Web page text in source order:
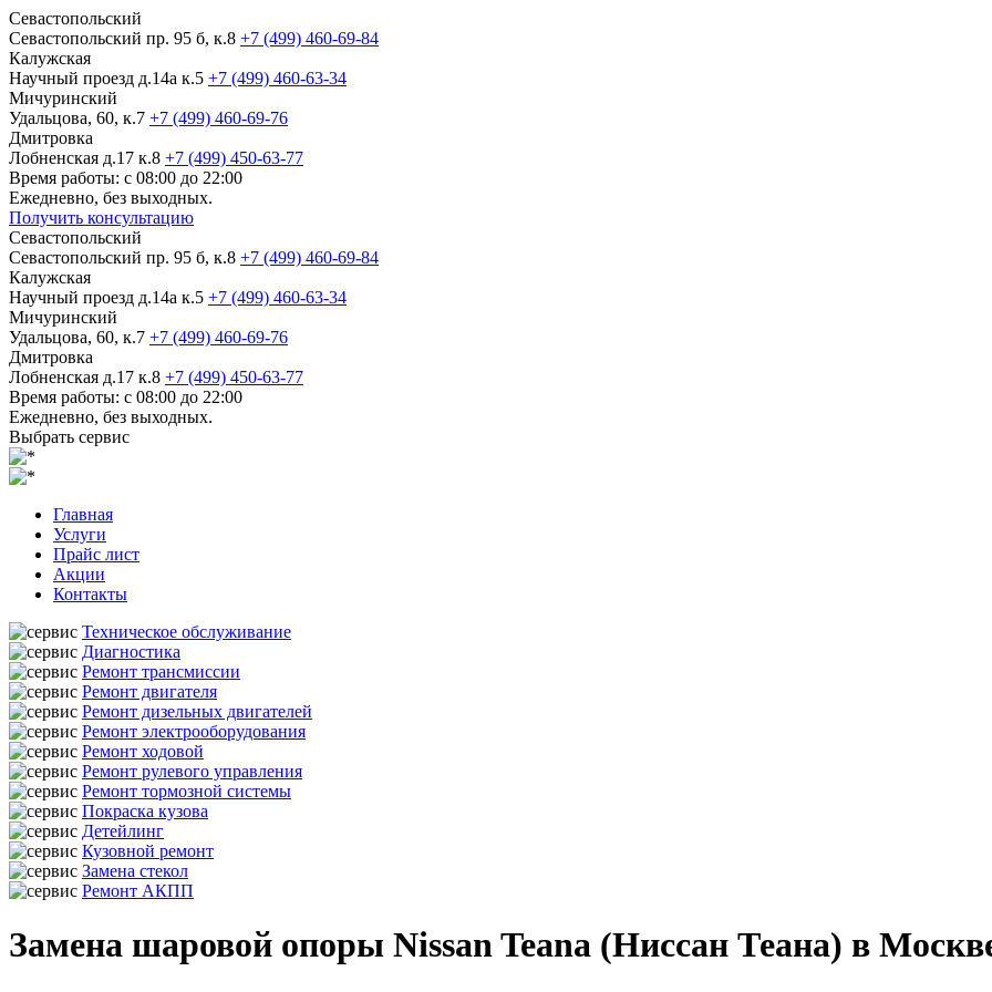
Севастопольский
Севастопольский пр. 95 б, к.8 +7 (499) 460-69-84
Калужская
Научный проезд д.14а к.5 +7 (499) 460-63-34
Мичуринский
Удальцова, 60, к.7 +7 (499) 460-69-76
Дмитровка
Лобненская д.17 к.8 +7 (499) 450-63-77
Время работы: с 08:00 до 22:00
Ежедневно, без выходных.
Получить консультацию
Севастопольский
Севастопольский пр. 95 б, к.8 +7 (499) 460-69-84
Калужская
Научный проезд д.14а к.5 +7 (499) 460-63-34
Мичуринский
Удальцова, 60, к.7 +7 (499) 460-69-76
Дмитровка
Лобненская д.17 к.8 +7 (499) 450-63-77
Время работы: с 08:00 до 22:00
Ежедневно, без выходных.
Выбрать сервис
Главная
Услуги
Прайс лист
Акции
Контакты
Техническое обслуживание
Диагностика
Ремонт трансмиссии
Ремонт двигателя
Ремонт дизельных двигателей
Ремонт электрооборудования
Ремонт ходовой
Ремонт рулевого управления
Ремонт тормозной системы
Покраска кузова
Детейлинг
Кузовной ремонт
Замена стекол
Ремонт АКПП
Замена шаровой опоры Nissan Teana (Ниссан Теана) в